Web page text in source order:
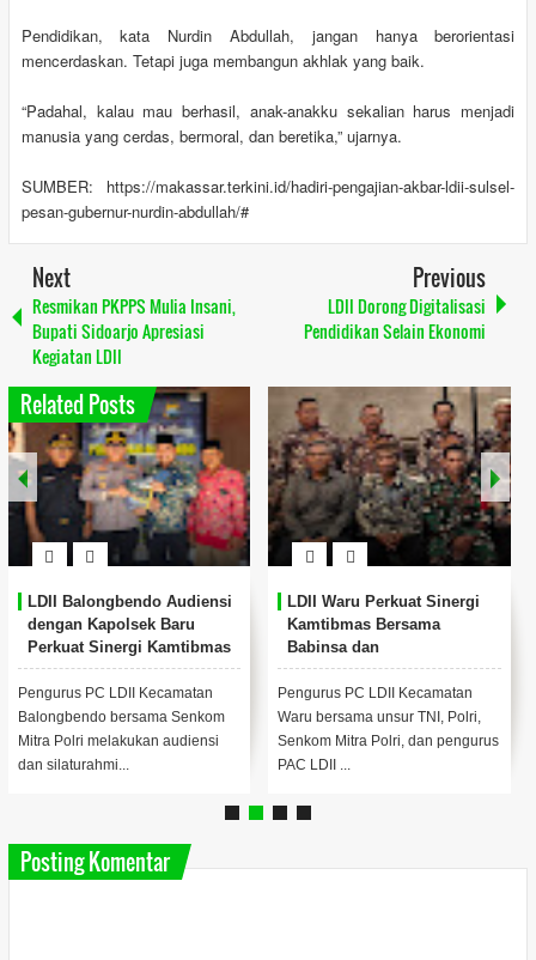
Pendidikan, kata Nurdin Abdullah, jangan hanya berorientasi
mencerdaskan. Tetapi juga membangun akhlak yang baik.
“Padahal, kalau mau berhasil, anak-anakku sekalian harus menjadi
manusia yang cerdas, bermoral, dan beretika,” ujarnya.
SUMBER: https://makassar.terkini.id/hadiri-pengajian-akbar-ldii-sulsel-
pesan-gubernur-nurdin-abdullah/#
Next
Resmikan PKPPS Mulia Insani,
Bupati Sidoarjo Apresiasi
Kegiatan LDII
Previous
LDII Dorong Digitalisasi
Pendidikan Selain Ekonomi
Related Posts
LDII Balongbendo Audiensi
dengan Kapolsek Baru
Perkuat Sinergi Kamtibmas
Pengurus PC LDII Kecamatan
Balongbendo bersama Senkom
Mitra Polri melakukan audiensi
dan silaturahmi...
LDII Waru Perkuat Sinergi
Kamtibmas Bersama
Babinsa dan
Bhabinkamtibmas
Pengurus PC LDII Kecamatan
Waru bersama unsur TNI, Polri,
Senkom Mitra Polri, dan pengurus
PAC LDII ...
Posting Komentar